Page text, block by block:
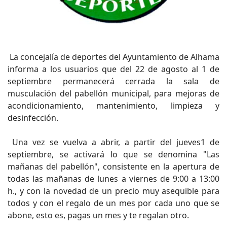
La concejalía de deportes del Ayuntamiento de Alhama
informa a los usuarios que del 22 de agosto al 1 de
septiembre permanecerá cerrada la sala de
musculación del pabellón municipal, para mejoras de
acondicionamiento, mantenimiento, limpieza y
desinfección.
Una vez se vuelva a abrir, a partir del jueves1 de
septiembre, se activará lo que se denomina "Las
mañanas del pabellón", consistente en la apertura de
todas las mañanas de lunes a viernes de 9:00 a 13:00
h., y con la novedad de un precio muy asequible para
todos y con el regalo de un mes por cada uno que se
abone, esto es, pagas un mes y te regalan otro.